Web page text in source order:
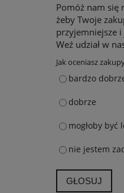
Pomóż nam się
żeby Twoje
przyjemniejsze i
Weź udział w
Jak oceniasz
bardzo
dobrze
mogłoby być
nie jestem
GŁOSUJ